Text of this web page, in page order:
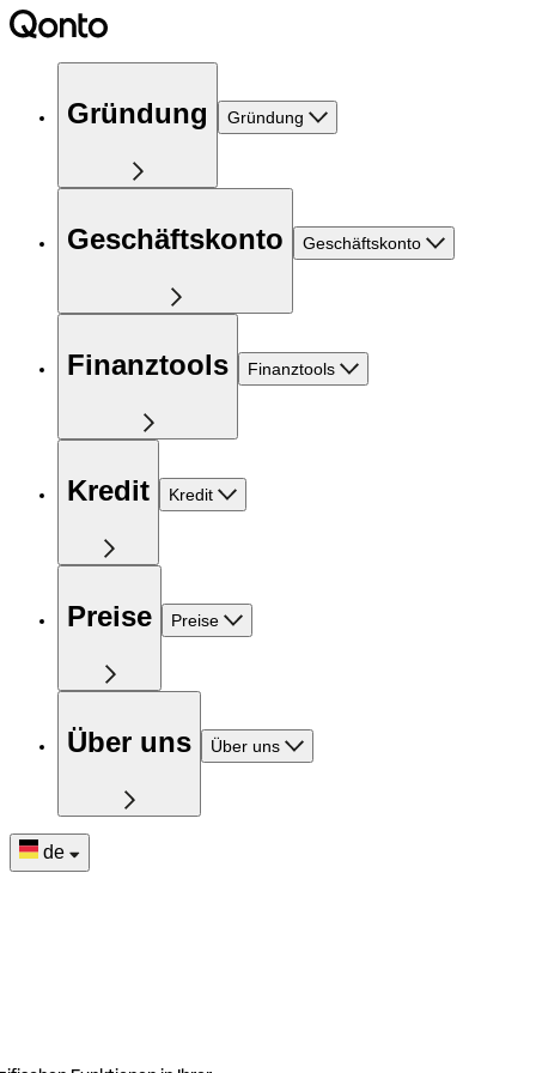
Gründung Gründung
Geschäftskonto Geschäftskonto
Finanztools Finanztools
Kredit Kredit
Preise Preise
Über uns Über uns
de